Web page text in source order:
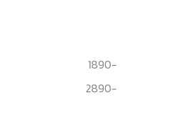
1890-
2890-